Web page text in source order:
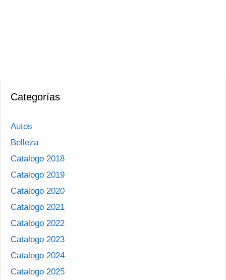
Categorías
Autos
Belleza
Catalogo 2018
Catalogo 2019
Catalogo 2020
Catalogo 2021
Catalogo 2022
Catalogo 2023
Catalogo 2024
Catalogo 2025